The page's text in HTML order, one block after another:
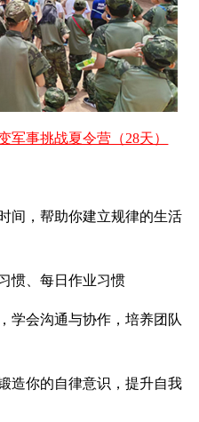
军事挑战夏令营（28天）
间，帮助你建立规律的生活
惯、每日作业习惯
学会沟通与协作，培养团队
造你的自律意识，提升自我